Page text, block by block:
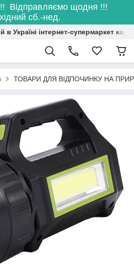
Відправляємо щодня !!!
сб.-нед.
Україні інтернет-супермаркет
ТОВАРИ ДЛЯ ВІДПОЧИНКУ НА